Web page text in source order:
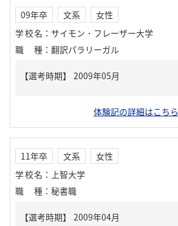
09年卒 文系
女性
学校名 ： サイモン・フレーザー大学
職種 ： 翻訳パラリーガル
体験記の詳細はこちら
11年卒 文系
女性
学校名 ： 上智大学
職種 ： 秘書職